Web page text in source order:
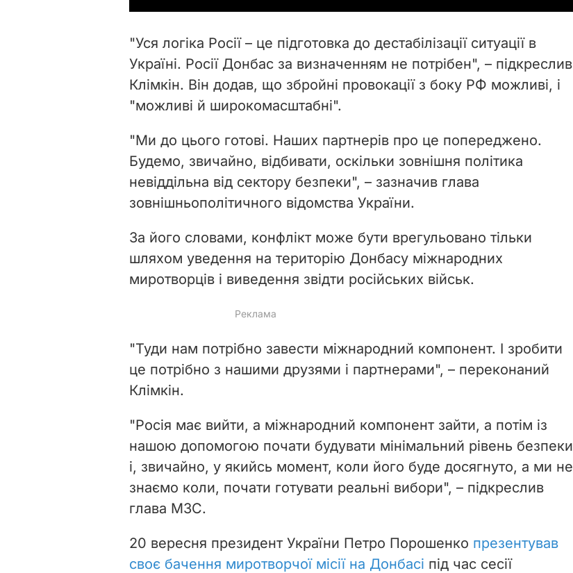
i
d
o
"Уся логіка Росії – це підготовка до дестабілізації ситуації в
Україні. Росії Донбас за визначенням не потрібен", – підкреслив
Клімкін. Він додав, що збройні провокації з боку РФ можливі, і
"можливі й широкомасштабні".
"Ми до цього готові. Наших партнерів про це попереджено.
Будемо, звичайно, відбивати, оскільки зовнішня політика
невіддільна від сектору безпеки", – зазначив глава
зовнішньополітичного відомства України.
За його словами, конфлікт може бути врегульовано тільки
шляхом уведення на територію Донбасу міжнародних
миротворців і виведення звідти російських військ.
"Туди нам потрібно завести міжнародний компонент. І зробити
це потрібно з нашими друзями і партнерами", – переконаний
Клімкін.
"Росія має вийти, а міжнародний компонент зайти, а потім із
нашою допомогою почати будувати мінімальний рівень безпеки
і, звичайно, у якийсь момент, коли його буде досягнуто, а ми не
знаємо коли, почати готувати реальні вибори", – підкреслив
глава МЗС.
20 вересня президент України Петро Порошенко презентував
своє бачення миротворчої місії на Донбасі під час сесії